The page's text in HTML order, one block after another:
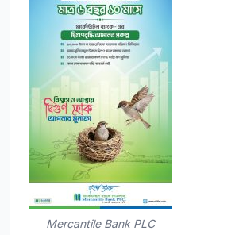
Mercantile Bank PLC